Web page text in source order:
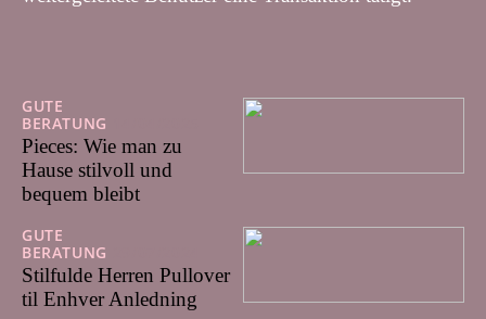
GUTE
BERATUNG
Pieces: Wie man zu
Hause stilvoll und
bequem bleibt
GUTE
BERATUNG
Stilfulde Herren Pullover
til Enhver Anledning